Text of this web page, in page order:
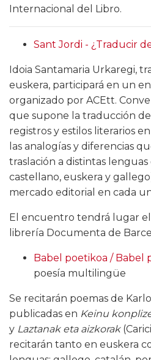
Internacional del Libro.
Sant Jordi - ¿Traducir
Idoia Santamaria Urkaregi,
euskera, participará en un
organizado por ACEtt.
que supone la traducción
registros y estilos literarios
las analogías y diferencias
traslación a distintas lenguas
castellano, euskera y
mercado editorial en cada
El encuentro tendrá lugar el
librería Documenta de
Babel poetikoa / Babel
poesía multilingüe
Se recitarán poemas de
publicadas en Keinu
y Laztanak eta aizkorak
recitarán tanto en euskera